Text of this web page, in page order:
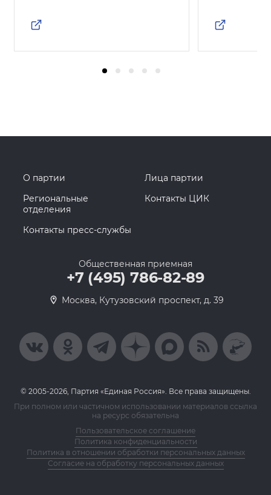
О партии
Лица партии
Региональные
отделения
Контакты ЦИК
Контакты пресс-службы
Общественная приемная
+7 (495) 786-82-89
Москва, Кутузовский проспект, д. 39
© 2005-2026, Партия «Единая Россия». Все права защищены.
При полном или частичном использовании материалов ссылка
на ресурс обязательна
Пользовательское соглашение
Политика конфиденциальности
Политика в отношении обработки персональных данных
Согласие на обработку персональных данных